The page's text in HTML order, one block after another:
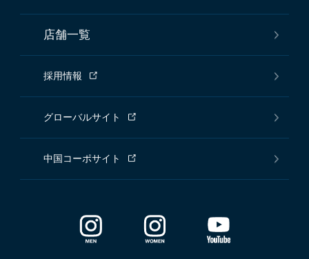
店舗一覧
採用情報
グローバルサイト
中国コーポサイト